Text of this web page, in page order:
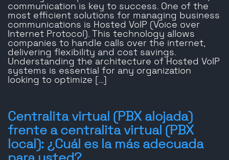
communication is key to success. One of the
most efficient solutions for managing business
communications is Hosted VoIP (Voice over
Internet Protocol). This technology allows
companies to handle calls over the internet,
delivering flexibility and cost savings.
Understanding the architecture of Hosted VoIP
systems is essential for any organization
looking to optimize […]
Centralita virtual (PBX alojada)
frente a centralita virtual (PBX
local): ¿Cuál es la más adecuada